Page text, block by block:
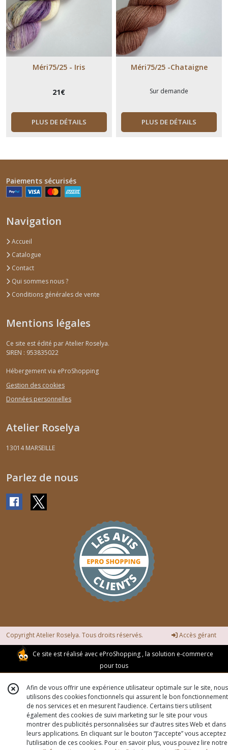
Méri75/25 - Iris
21€
PLUS DE DÉTAILS
Méri75/25 -Chataigne
Sur demande
PLUS DE DÉTAILS
Paiements sécurisés
Navigation
Accueil
Catalogue
Contact
Qui sommes nous ?
Conditions générales de vente
Mentions légales
Ce site est édité par Atelier Roselya.
SIREN : 953835022
Hébergement via eProShopping
Gestion des cookies
Données personnelles
Atelier Roselya
13014 MARSEILLE
Parlez de nous
Copyright Atelier Roselya. Tous droits réservés. Accès gérant
Ce site est réalisé avec eProShopping , la solution e-commerce
pour tous
Afin de vous offrir une expérience utilisateur optimale sur le site, nous
utilisons des cookies fonctionnels qui assurent le bon fonctionnement
de nos services et en mesurent l’audience. Certains tiers utilisent
également des cookies de suivi marketing sur le site pour vous
montrer des publicités personnalisées sur d’autres sites Web et dans
leurs applications. En cliquant sur le bouton “J’accepte” vous acceptez
l’utilisation de ces cookies. Pour en savoir plus, vous pouvez lire notre